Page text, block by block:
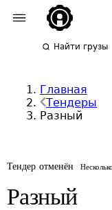
Найти грузы
Главная
Тендеры
Разный
Тендер отменён
Разный